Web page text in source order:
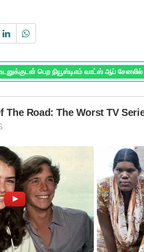
பெற நியூஸ்டிஎம் வாட்ஸ் ஆப்